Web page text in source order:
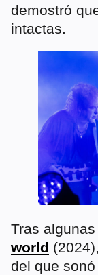
demostró
intactas.
Tras
world
del que